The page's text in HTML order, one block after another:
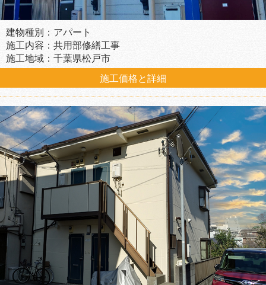
建物種別：アパート
施工内容：共用部修繕工事
施工地域：千葉県松戸市
施工価格と詳細